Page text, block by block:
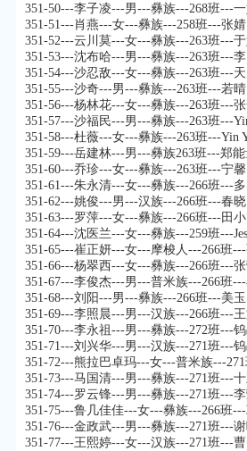
351-50---李子凌---男---彝族---268班---
351-51---肖燕---女---彝族---258班---张婧
351-52---云川莫---女---彝族---263班---
351-53---沈布哈---男---彝族---263班---
351-54---沙忍敌---女---彝族---263班---
351-55---沙奇---男---彝族---263班---若晴
351-56---杨林花---女---彝族---263班---
351-57---沙福民---男---彝族---263班---
351-58---杜薇---女---彝族---263班---Yin
351-59---岳建林---男---彝族263班---郑
351-60---乔珍---女---彝族---263班---宁馨
351-61---朱永清---女---彝族---266班---
351-62---姚俊---男---汉族---266班---春晓
351-63---罗萍---女---彝族---266班---田
351-64---沈医兰---女---彝族---259班---
351-65---崔正妍---女---摩梭人---266班
351-66---杨翠西---女---彝族---266班---
351-67---李俊杰---男---普米族---266班
351-68---刘阳---男---彝族---266班---美
351-69---李照晨---男---汉族---266班---
351-70---李永祖---男---彝族---272班---
351-71---刘兴华---男---汉族---271班---
351-72---熊拉巴卓玛---女---普米族---
351-73---马国清---男---彝族---271班---
351-74---罗云锋---男---彝族---271班---
351-75---鲁几佳佳---女---彝族---266班
351-76---金政武---男---彝族---271班---
351-77---王熙婷---女---汉族---271班---